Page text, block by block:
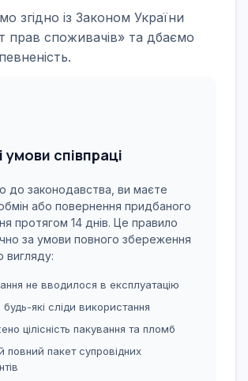
згідно із Законом України
прав споживачів» та дбаємо
умови співпраці
до законодавства, ви маєте
або повернення придбаного
протягом 14 днів. Це правило
за умови повного збереження
вигляду:
не вводилося в експлуатацію
будь-які сліди використання
цілісність пакування та пломб
повний пакет супровідних